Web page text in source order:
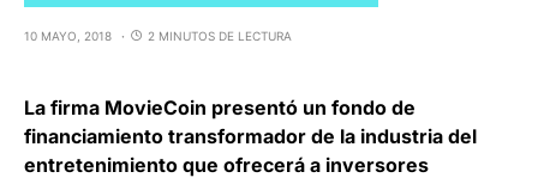
10 MAYO, 2018 2 MINUTOS DE LECTURA
La firma MovieCoin presentó un fondo de
financiamiento transformador de la industria del
entretenimiento que ofrecerá a inversores